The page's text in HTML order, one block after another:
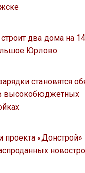
два дома на
Юрлово
становятся
высокобюджетных
проекта «Донстрой»